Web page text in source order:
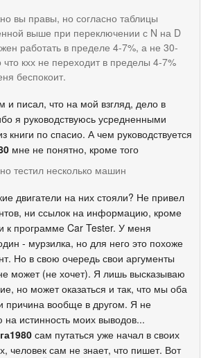
вы правы, но согласно таблицы
выше при переключении с N на D
работать в пределе 4-7%, а не 30-
что кхх не переходит в пределы 4-7%
беспокоит.
и писал, что на мой взгляд, дело в
я руководствуюсь усредненными
книги по спасио. А чем руководствуется
мне не понятно, кроме того
тестил несколько машин
двигатели на них стояли? Не привел
ни ссылок на информацию, кроме
к программе Car Tester. У меня
- мурзилка, но для него это похоже
Но в свою очередь свои аргументы
может (не хочет). Я лишь высказываю
но может оказаться и так, что мы оба
причина вообще в другом. Я не
на истинность моих выводов...
сам путаться уже начал в своих
человек сам не знает, что пишет. Вот